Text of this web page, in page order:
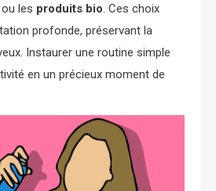
ou les produits bio . Ces choix
profonde, préservant la
Instaurer une routine simple
en un précieux moment de